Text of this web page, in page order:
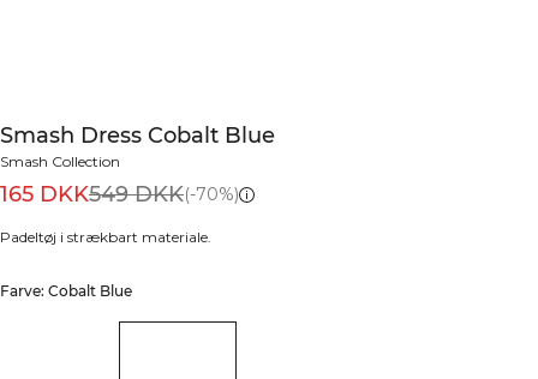
Smash Dress Cobalt Blue
Smash Collection
165 DKK549 DKK(-70%)
Padeltøj i strækbart materiale.
Farve: Cobalt Blue